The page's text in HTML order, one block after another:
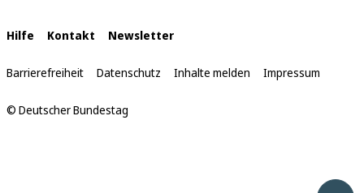
Interne
Links
Hilfe Kontakt Newsletter
Barrierefreiheit Datenschutz Inhalte melden Impressum
© Deutscher Bundestag